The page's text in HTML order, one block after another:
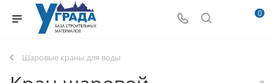
0
Шаровые краны для воды